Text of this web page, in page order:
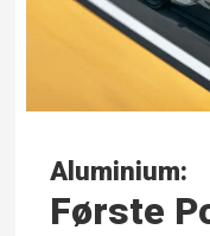
Aluminium:
Første